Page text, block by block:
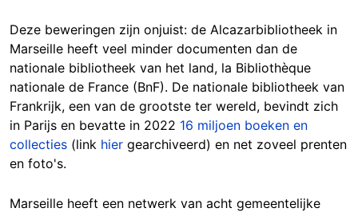
Deze beweringen zijn onjuist: de Alcazarbibliotheek in
Marseille heeft veel minder documenten dan de
nationale bibliotheek van het land, la Bibliothèque
nationale de France (BnF). De nationale bibliotheek van
Frankrijk, een van de grootste ter wereld, bevindt zich
in Parijs en bevatte in 2022 16 miljoen boeken en
collecties (link hier gearchiveerd) en net zoveel prenten
en foto's.
Marseille heeft een netwerk van acht gemeentelijke